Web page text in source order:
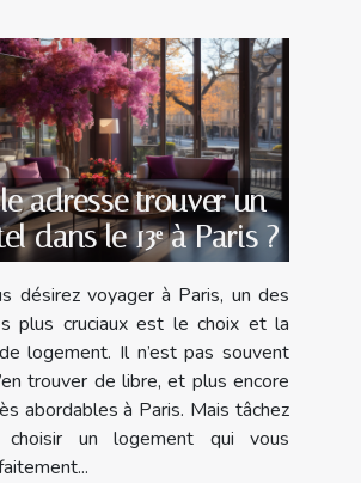
adresse trouver un
dans le 13ᵉ à Paris ?
désirez voyager à Paris, un des
plus cruciaux est le choix et la
logement. Il n’est pas souvent
trouver de libre, et plus encore
abordables à Paris. Mais tâchez
un logement qui vous